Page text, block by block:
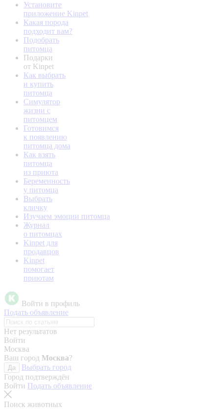
Установите
приложение Kinpet
Какая порода
подходит вам?
Подобрать
питомца
Подарки
от Kinpet
Как выбрать
и купить
питомца
Симулятор
жизни с
питомцем
Готовимся
к появлению
питомца дома
Как взять
питомца
из приюта
Беременность
у питомца
Выбрать
кличку
Изучаем эмоции питомца
Журнал
о питомцах
Kinpet для
продавцов
Kinpet
помогает
приютам
Войти в профиль
Подать объявление
Нет результатов
Войти
Москва
Ваш город Москва?
Да
Выбрать город
Город подтверждён
Войти Подать объявление
Поиск животных